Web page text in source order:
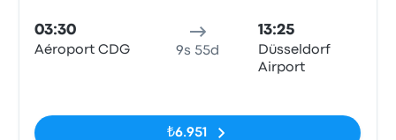
03:30
Aéroport CDG 9s 55d
13:25
Düsseldorf
Airport
₺6.951